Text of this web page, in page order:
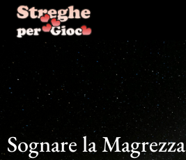
contenuto
Sognare la Magrezza